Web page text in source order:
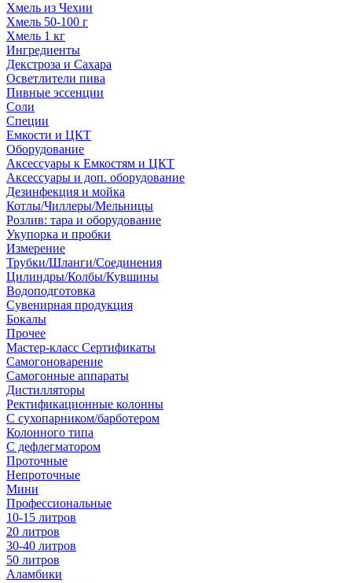
Хмель из Чехии
Хмель 50-100 г
Хмель 1 кг
Ингредиенты
Декстроза и Сахара
Осветлители пива
Пивные эссенции
Соли
Специи
Емкости и ЦКТ
Оборудование
Аксессуары к Емкостям и ЦКТ
Аксессуары и доп. оборудование
Дезинфекция и мойка
Котлы/Чиллеры/Мельницы
Розлив: тара и оборудование
Укупорка и пробки
Измерение
Трубки/Шланги/Соединения
Цилиндры/Колбы/Кувшины
Водоподготовка
Сувенирная продукция
Бокалы
Прочее
Мастер-класс Сертификаты
Самогоноварение
Самогонные аппараты
Дистилляторы
Ректификационные колонны
С сухопарником/барботером
Колонного типа
С дефлегматором
Проточные
Непроточные
Мини
Профессиональные
10-15 литров
20 литров
30-40 литров
50 литров
Аламбики